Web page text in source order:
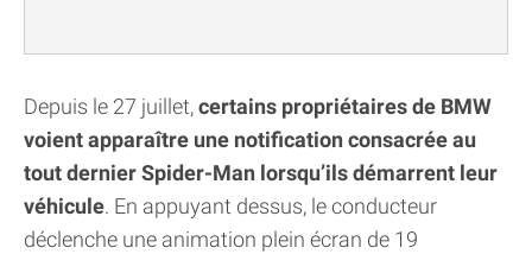
Depuis le 27 juillet,certains propriétaires de BMW
voient apparaître une notification consacrée au
tout dernier Spider-Man lorsqu’ils démarrent leur
véhicule. En appuyant dessus, le conducteur
déclenche une animation plein écran de 19